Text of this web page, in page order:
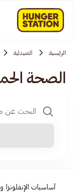
الرئيسية الصيدلية
الصحة
أساسيات الإنفلونزا